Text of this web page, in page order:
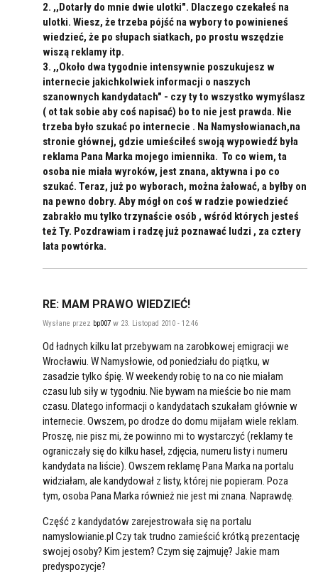
2. ,,Dotarły do mnie dwie ulotki". Dlaczego czekałeś na
ulotki. Wiesz, że trzeba pójść na wybory to powinieneś
wiedzieć, że po słupach siatkach, po prostu wszędzie
wiszą reklamy itp.
3. ,,Około dwa tygodnie intensywnie poszukujesz w
internecie jakichkolwiek informacji o naszych
szanownych kandydatach" - czy ty to wszystko wymyślasz
( ot tak sobie aby coś napisać) bo to nie jest prawda. Nie
trzeba było szukać po internecie . Na Namysłowianach,na
stronie głównej, gdzie umieściłeś swoją wypowiedź była
reklama Pana Marka mojego imiennika. To co wiem, ta
osoba nie miała wyroków, jest znana, aktywna i po co
szukać. Teraz, już po wyborach, można żałować, a byłby on
na pewno dobry. Aby mógł on coś w radzie powiedzieć
zabrakło mu tylko trzynaście osób , wśród których jesteś
też Ty. Pozdrawiam i radzę już poznawać ludzi , za cztery
lata powtórka.
RE: MAM PRAWO WIEDZIEĆ!
Wysłane przez bp007 w 23. Listopad 2010 - 12:46
Od ładnych kilku lat przebywam na zarobkowej emigracji we
Wrocławiu. W Namysłowie, od poniedziału do piątku, w
zasadzie tylko śpię. W weekendy robię to na co nie miałam
czasu lub siły w tygodniu. Nie bywam na mieście bo nie mam
czasu. Dlatego informacji o kandydatach szukałam głównie w
internecie. Owszem, po drodze do domu mijałam wiele reklam.
Proszę, nie pisz mi, że powinno mi to wystarczyć (reklamy te
ograniczały się do kilku haseł, zdjęcia, numeru listy i numeru
kandydata na liście). Owszem reklamę Pana Marka na portalu
widziałam, ale kandydował z listy, której nie popieram. Poza
tym, osoba Pana Marka również nie jest mi znana. Naprawdę.
Część z kandydatów zarejestrowała się na portalu
namyslowianie.pl Czy tak trudno zamieścić krótką prezentację
swojej osoby? Kim jestem? Czym się zajmuję? Jakie mam
predyspozycje?